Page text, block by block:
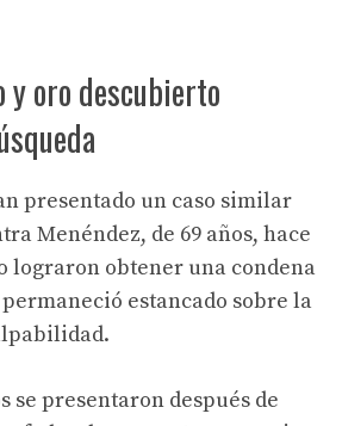
oro descubierto
presentado un caso similar
Menéndez, de 69 años, hace
lograron obtener una condena
estancado sobre la
se presentaron después de